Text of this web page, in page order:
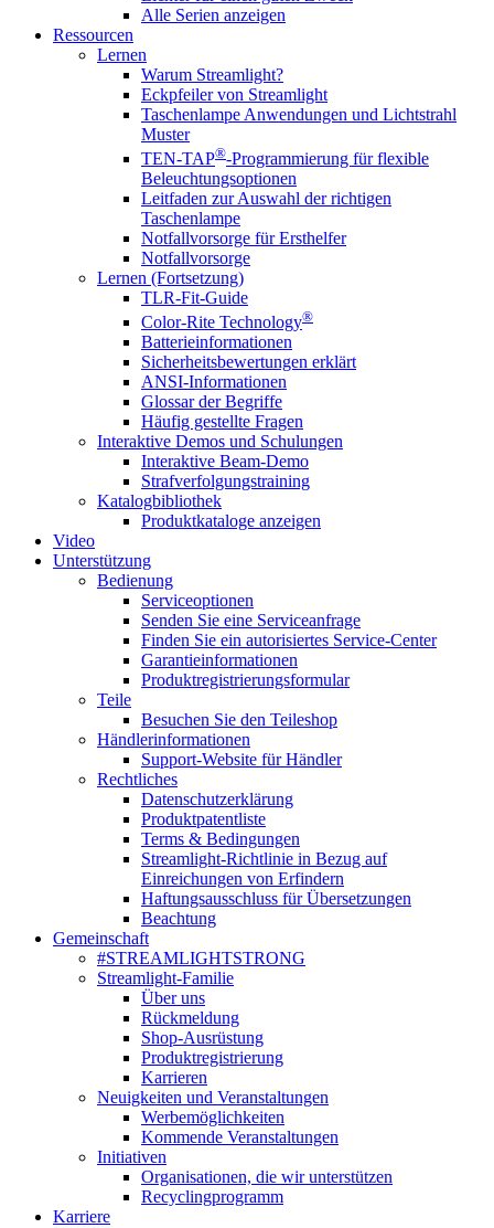
Alle Serien anzeigen
Ressourcen
Lernen
Warum Streamlight?
Eckpfeiler von Streamlight
Taschenlampe Anwendungen und Lichtstrahl
Muster
TEN-TAP®-Programmierung für flexible
Beleuchtungsoptionen
Leitfaden zur Auswahl der richtigen
Taschenlampe
Notfallvorsorge für Ersthelfer
Notfallvorsorge
Lernen (Fortsetzung)
TLR-Fit-Guide
Color-Rite Technology®
Batterieinformationen
Sicherheitsbewertungen erklärt
ANSI-Informationen
Glossar der Begriffe
Häufig gestellte Fragen
Interaktive Demos und Schulungen
Interaktive Beam-Demo
Strafverfolgungstraining
Katalogbibliothek
Produktkataloge anzeigen
Video
Unterstützung
Bedienung
Serviceoptionen
Senden Sie eine Serviceanfrage
Finden Sie ein autorisiertes Service-Center
Garantieinformationen
Produktregistrierungsformular
Teile
Besuchen Sie den Teileshop
Händlerinformationen
Support-Website für Händler
Rechtliches
Datenschutzerklärung
Produktpatentliste
Terms & Bedingungen
Streamlight-Richtlinie in Bezug auf
Einreichungen von Erfindern
Haftungsausschluss für Übersetzungen
Beachtung
Gemeinschaft
#STREAMLIGHTSTRONG
Streamlight-Familie
Über uns
Rückmeldung
Shop-Ausrüstung
Produktregistrierung
Karrieren
Neuigkeiten und Veranstaltungen
Werbemöglichkeiten
Kommende Veranstaltungen
Initiativen
Organisationen, die wir unterstützen
Recyclingprogramm
Karriere